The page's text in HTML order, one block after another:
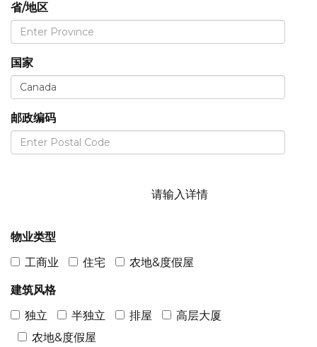
省/地区
国家
邮政编码
请输入详情
物业类型
工商业
住宅 农地&度假屋
建筑风格
独立
半独立 排屋
高层大厦
农地&度假屋